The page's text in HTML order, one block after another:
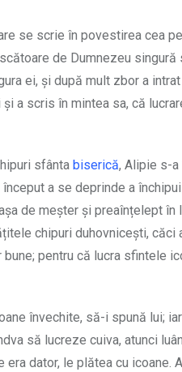
se scrie în povestirea cea
de Dumnezeu
ei, și după mult zbor a
a scris în mintea sa, că
sfânta biserică, Alipie s-a
început a se deprinde a
de meșter și preaînțelept
chipuri duhovnicești,
pentru că lucra sfintele
învechite, să-i spună lui;
să lucreze cuiva, atunci
dator, le plătea cu